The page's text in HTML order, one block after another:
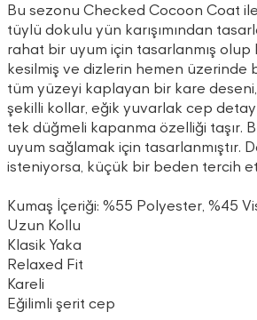
Bu sezonu Checked Cocoon Coat ile
tüylü dokulu yün karışımından
rahat bir uyum için tasarlanmış olup
kesilmiş ve dizlerin hemen üzerinde
tüm yüzeyi kaplayan bir kare
şekilli kollar, eğik yuvarlak cep
tek düğmeli kapanma özelliği taşır.
uyum sağlamak için tasarlanmıştır.
isteniyorsa, küçük bir beden tercih
Kumaş İçeriği: %55 Polyester, %45
Uzun Kollu
Klasik Yaka
Relaxed Fit
Kareli
Eğilimli şerit cep